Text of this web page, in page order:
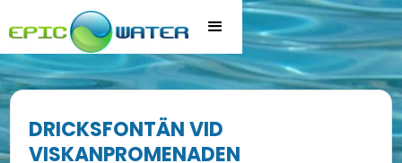
DRICKSFONTÄN VID
VISKANPROMENADEN